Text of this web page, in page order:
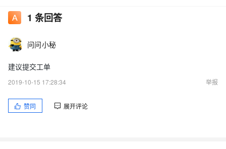
1 条回答
问问小秘
建议提交工单
2019-10-15 17:28:34
举报
赞同 展开评论